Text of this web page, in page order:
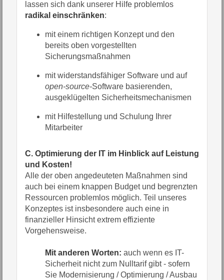
lassen sich dank unserer Hilfe problemlos
radikal einschränken:
mit einem richtigen Konzept und den
bereits oben vorgestellten
Sicherungsmaßnahmen
mit widerstandsfähiger Software und auf
open-source-Software basierenden,
ausgeklügelten Sicherheitsmechanismen
mit Hilfestellung und Schulung Ihrer
Mitarbeiter
C. Optimierung der IT im Hinblick auf Leistung
und Kosten!
Alle der oben angedeuteten Maßnahmen sind
auch bei einem knappen Budget und begrenzten
Ressourcen problemlos möglich. Teil unseres
Konzeptes ist insbesondere auch eine in
finanzieller Hinsicht extrem effiziente
Vorgehensweise.
Mit anderen Worten: auch wenn es IT-
Sicherheit nicht zum Nulltarif gibt - sofern
Sie Modernisierung / Optimierung / Ausbau